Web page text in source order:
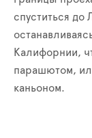
спуститься до
Калифорнии,
парашютом,
каньоном.